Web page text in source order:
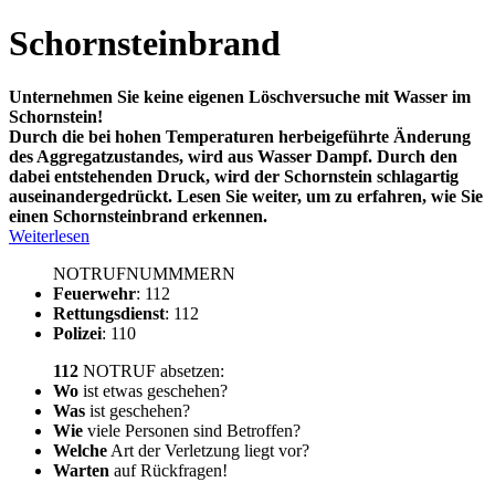
Schornsteinbrand
Unternehmen Sie keine eigenen Löschversuche mit Wasser im
Schornstein!
Durch die bei hohen Temperaturen herbeigeführte Änderung
des Aggregatzustandes, wird aus Wasser Dampf. Durch den
dabei entstehenden Druck, wird der Schornstein schlagartig
auseinandergedrückt. Lesen Sie weiter, um zu erfahren, wie Sie
einen Schornsteinbrand erkennen.
Weiterlesen
NOTRUFNUMMMERN
Feuerwehr: 112
Rettungsdienst: 112
Polizei: 110
112 NOTRUF absetzen:
Wo ist etwas geschehen?
Was ist geschehen?
Wie viele Personen sind Betroffen?
Welche Art der Verletzung liegt vor?
Warten auf Rückfragen!